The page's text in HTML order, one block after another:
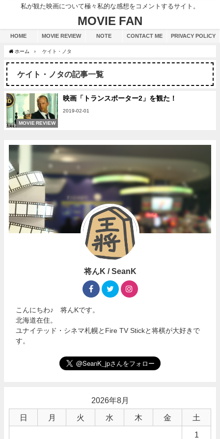
私が観た映画について極々私的な感想をコメントするサイト。
MOVIE FAN
HOME MOVIE REVIEW NOTE CONTACT ME PRIVACY POLICY
ホーム ケイト・ノタ
ケイト・ノタの記事一覧
MOVIE REVIEW
映画「トランスポーター2」を観た！
2019-02-01
将んK / SeanK
こんにちわ♪ 将んKです。
北海道在住。
ユナイテッド・シネマ札幌とFire TV Stickと将棋が大好きで
す。
2026年8月
日 月 火 水 木 金 土
1